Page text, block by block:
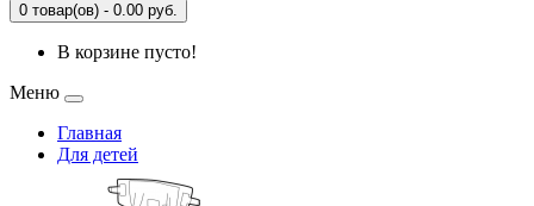
0 товар(ов) - 0.00 руб.
В корзине пусто!
Меню
Главная
Для детей